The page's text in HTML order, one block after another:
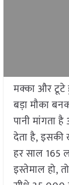
मक्का और टूटे
बड़ा मौका
पानी मांगता
देता है, इसकी
हर साल 165
इस्तेमाल हो,